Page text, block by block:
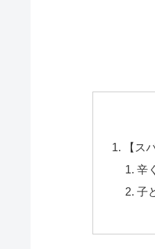
【ス
辛
子